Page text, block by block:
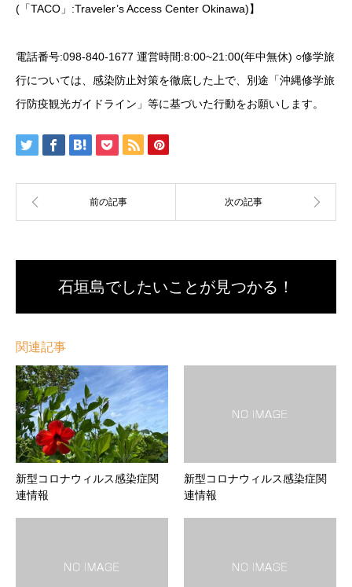
(「TACO」:Traveler’s Access Center Okinawa)】
電話番号:098-840-1677 運営時間:8:00~21:00(年中無休) ○修学旅
行については、感染防止対策を徹底した上で、別途「沖縄修学旅
行防疫観光ガイドライン」等に基づいた行動をお願いします。
石垣島でしたいことが見つかる！
関連記事
新型コロナウィルス感染症関
連情報
新型コロナウィルス感染症関
連情報